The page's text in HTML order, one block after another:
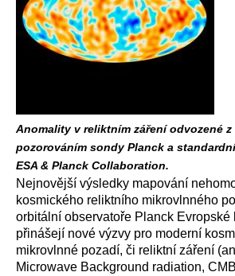
Anomality v reliktním záření odvozené z
pozorováním sondy Planck a
ESA & Planck Collaboration.
Nejnovější výsledky mapování
kosmického reliktního mikrovlnného
orbitální observatoře Planck Evropské
přinášejí nové výzvy pro moderní
mikrovlnné pozadí, či reliktní záření
Microwave Background radiation,